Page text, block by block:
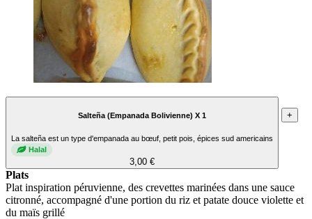
Salteña (Empanada Bolivienne) X 1
La salteña est un type d'empanada au bœuf, petit pois, épices sud americains
Halal
3,00 €
+
Plats
Plat inspiration péruvienne, des crevettes marinées dans une sauce
citronné, accompagné d'une portion du riz et patate douce violette et
du maïs grillé